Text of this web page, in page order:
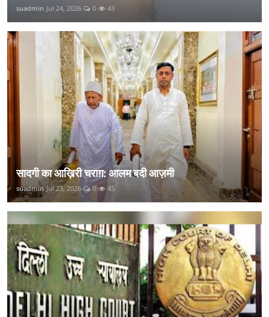
suadmin Jul 24, 2026 0 43
सादगी का आख़िरी चराग़: आलम बदी आज़मी
suadmin Jul 23, 2026 0 45